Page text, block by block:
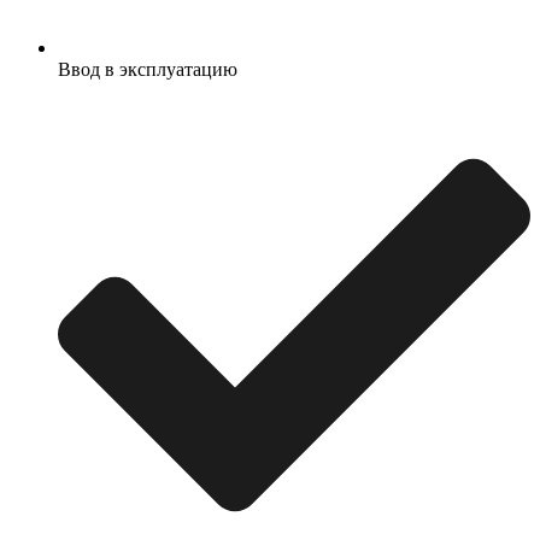
Ввод в эксплуатацию